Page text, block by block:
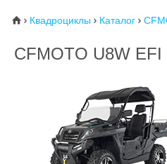
⌂  Квадроциклы  Каталог 
CFMOTO U8W EFI